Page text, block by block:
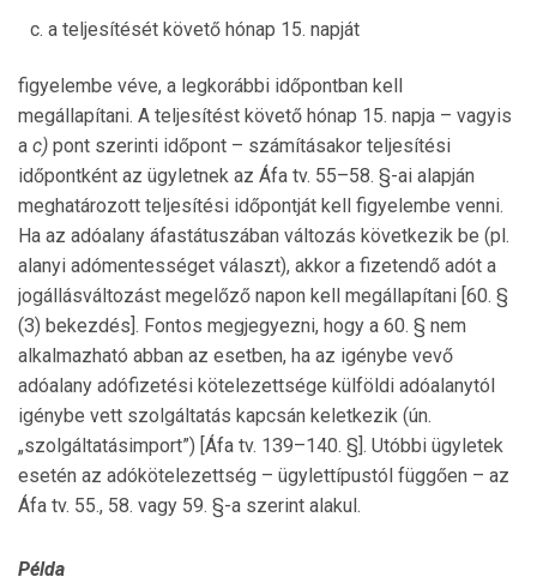
a teljesítését követő hónap 15. napját
figyelembe véve, a legkorábbi időpontban kell
megállapítani. A teljesítést követő hónap 15. napja – vagyis
a c) pont szerinti időpont – számításakor teljesítési
időpontként az ügyletnek az Áfa tv. 55–58. §-ai alapján
meghatározott teljesítési időpontját kell figyelembe venni.
Ha az adóalany áfastátuszában változás következik be (pl.
alanyi adómentességet választ), akkor a fizetendő adót a
jogállásváltozást megelőző napon kell megállapítani [60. §
(3) bekezdés]. Fontos megjegyezni, hogy a 60. § nem
alkalmazható abban az esetben, ha az igénybe vevő
adóalany adófizetési kötelezettsége külföldi adóalanytól
igénybe vett szolgáltatás kapcsán keletkezik (ún.
„szolgáltatásimport”) [Áfa tv. 139–140. §]. Utóbbi ügyletek
esetén az adókötelezettség – ügylettípustól függően – az
Áfa tv. 55., 58. vagy 59. §-a szerint alakul.
Példa